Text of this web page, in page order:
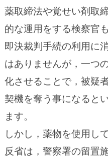
薬取締法や覚せい剤取
的な運用をする検察官
即決裁判手続の利用に
はありませんが，一つ
化させることで，被疑
契機を奪う事になると
ます。
しかし，薬物を使用し
反省は，警察署の留置